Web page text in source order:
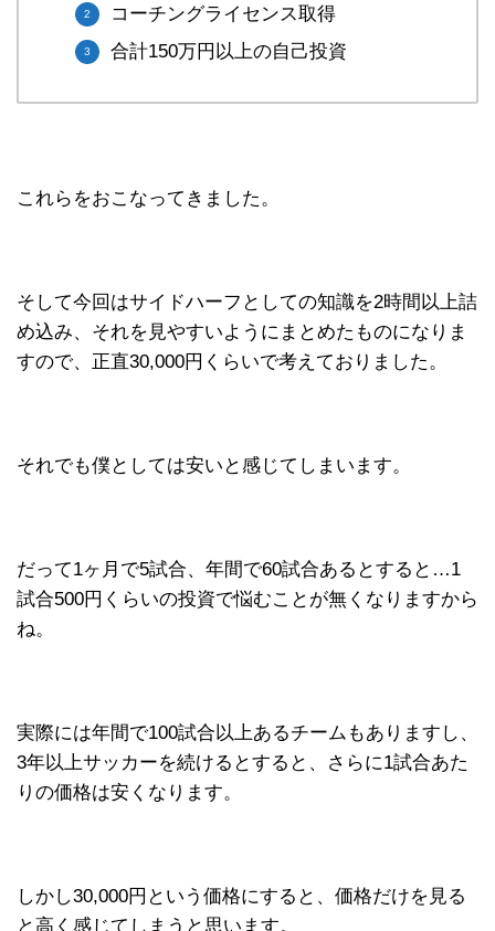
コーチングライセンス取得
合計150万円以上の自己投資
これらをおこなってきました。
そして今回はサイドハーフとしての知識を2時間以上詰
め込み、それを見やすいようにまとめたものになりま
すので、正直30,000円くらいで考えておりました。
それでも僕としては安いと感じてしまいます。
だって1ヶ月で5試合、年間で60試合あるとすると…1
試合500円くらいの投資で悩むことが無くなりますから
ね。
実際には年間で100試合以上あるチームもありますし、
3年以上サッカーを続けるとすると、さらに1試合あた
りの価格は安くなります。
しかし30,000円という価格にすると、価格だけを見る
と高く感じてしまうと思います。